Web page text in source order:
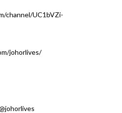
channel/UC1bVZi-
johorlives/